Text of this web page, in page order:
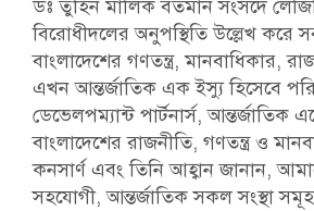
ডঃ তুহিন মালিক বর্তমান সংসদে
বিরোধীদলের অনুপস্থিতি উল্লেখ করে
বাংলাদেশের গণতন্ত্র, মানবাধিকার,
এখন আন্তর্জাতিক এক ইস্যু হিসেবে
ডেভেলপম্যান্ট পার্টনার্স, আন্তর্জাতিক
বাংলাদেশের রাজনীতি, গণতন্ত্র ও
কনসার্ণ এবং তিনি আহ্বান জানান,
সহযোগী, আন্তর্জাতিক সকল সংস্থা